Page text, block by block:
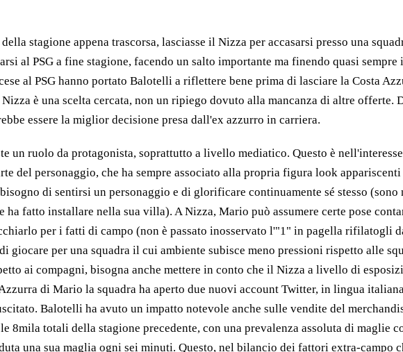
stagione appena trascorsa, lasciasse il Nizza per accasarsi presso una
al PSG a fine stagione, facendo un salto importante ma finendo quasi
al PSG hanno portato Balotelli a riflettere bene prima di lasciare la Costa
è una scelta cercata, non un ripiego dovuto alla mancanza di altre
essere la miglior decisione presa dall'ex azzurro in carriera.
ruolo da protagonista, soprattutto a livello mediatico. Questo è
del personaggio, che ha sempre associato alla propria figura look
di sentirsi un personaggio e di glorificare continuamente sé stesso
fatto installare nella sua villa). A Nizza, Mario può assumere certe pose
per i fatti di campo (non è passato inosservato l'"1" in pagella rifilatogli
giocare per una squadra il cui ambiente subisce meno pressioni rispetto alle
ai compagni, bisogna anche mettere in conto che il Nizza a livello di
di Mario la squadra ha aperto due nuovi account Twitter, in lingua
Balotelli ha avuto un impatto notevole anche sulle vendite del
8mila totali della stagione precedente, con una prevalenza assoluta di maglie
una sua maglia ogni sei minuti. Questo, nel bilancio dei fattori extra-campo